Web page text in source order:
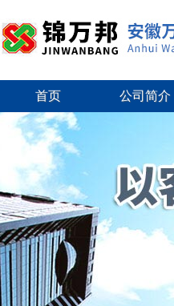
首页 公司简介